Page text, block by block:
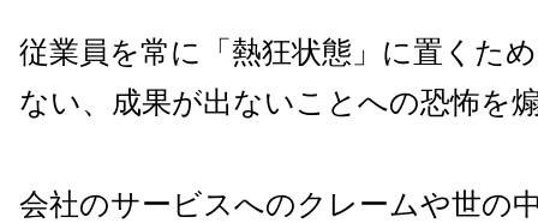
従業員を常に「熱狂状態」に置くた
ない、成果が出ないことへの恐怖を
会社のサービスへのクレームや世の